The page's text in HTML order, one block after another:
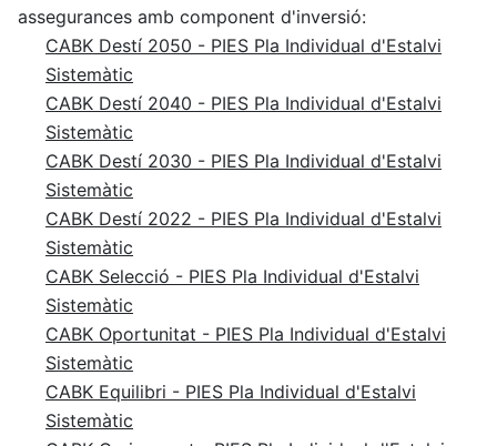
assegurances amb component d'inversió:
CABK Destí 2050 - PIES Pla Individual d'Estalvi
Sistemàtic
CABK Destí 2040 - PIES Pla Individual d'Estalvi
Sistemàtic
CABK Destí 2030 - PIES Pla Individual d'Estalvi
Sistemàtic
CABK Destí 2022 - PIES Pla Individual d'Estalvi
Sistemàtic
CABK Selecció - PIES Pla Individual d'Estalvi
Sistemàtic
CABK Oportunitat - PIES Pla Individual d'Estalvi
Sistemàtic
CABK Equilibri - PIES Pla Individual d'Estalvi
Sistemàtic